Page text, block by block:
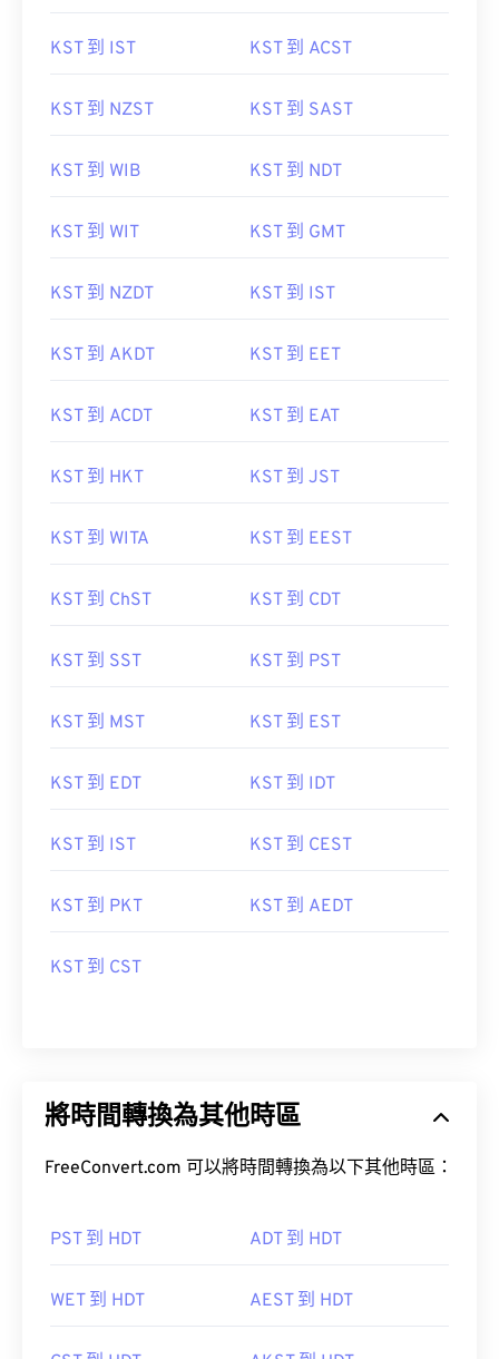
KST 到 IST KST 到 ACST
KST 到 NZST KST 到 SAST
KST 到 WIB KST 到 NDT
KST 到 WIT KST 到 GMT
KST 到 NZDT KST 到 IST
KST 到 AKDT KST 到 EET
KST 到 ACDT KST 到 EAT
KST 到 HKT KST 到 JST
KST 到 WITA KST 到 EEST
KST 到 ChST KST 到 CDT
KST 到 SST KST 到 PST
KST 到 MST KST 到 EST
KST 到 EDT KST 到 IDT
KST 到 IST KST 到 CEST
KST 到 PKT KST 到 AEDT
KST 到 CST
將時間轉換為其他時區
FreeConvert.com 可以將時間轉換為以下其他時區：
PST 到 HDT ADT 到 HDT
WET 到 HDT AEST 到 HDT